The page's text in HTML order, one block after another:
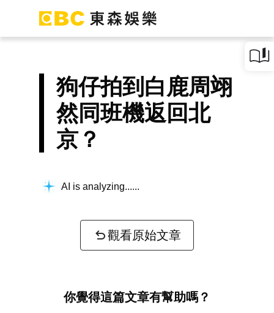
狗仔拍到白鹿周翊
然同班機返回北
京？
AI is analyzing...
觀看原始文章
你覺得這篇文章有幫助嗎？